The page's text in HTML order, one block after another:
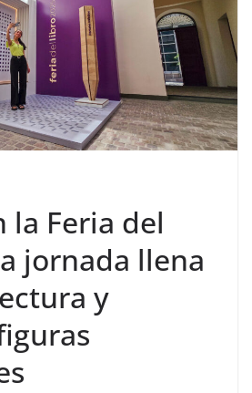
la Feria del
jornada llena
y